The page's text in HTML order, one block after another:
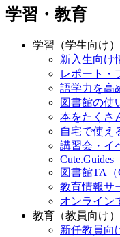
学習・教育
学習（学生向け）
新入生向け
レポート・
語学力を高
図書館の使
本をたくさ
自宅で使え
講習会・イ
Cute.Guides
図書館TA（
教育情報サ
オンライン
教育（教員向け）
新任教員向